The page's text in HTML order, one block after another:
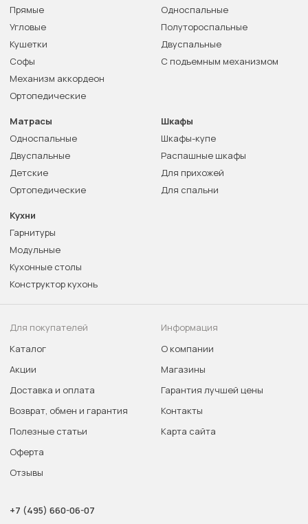
Прямые
Угловые
Кушетки
Софы
Механизм аккордеон
Ортопедические
Односпальные
Полутороспальные
Двуспальные
С подъемным механизмом
Матрасы
Односпальные
Двуспальные
Детские
Ортопедические
Шкафы
Шкафы-купе
Распашные шкафы
Для прихожей
Для спальни
Кухни
Гарнитуры
Модульные
Кухонные столы
Конструктор кухонь
Для покупателей
Каталог
Акции
Доставка и оплата
Возврат, обмен и гарантия
Полезные статьи
Оферта
Отзывы
Информация
О компании
Магазины
Гарантия лучшей цены
Контакты
Карта сайта
+7 (495) 660-06-07